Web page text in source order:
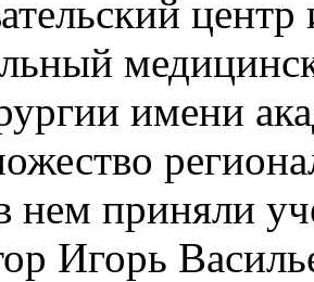
имени
нем приняли
Игорь